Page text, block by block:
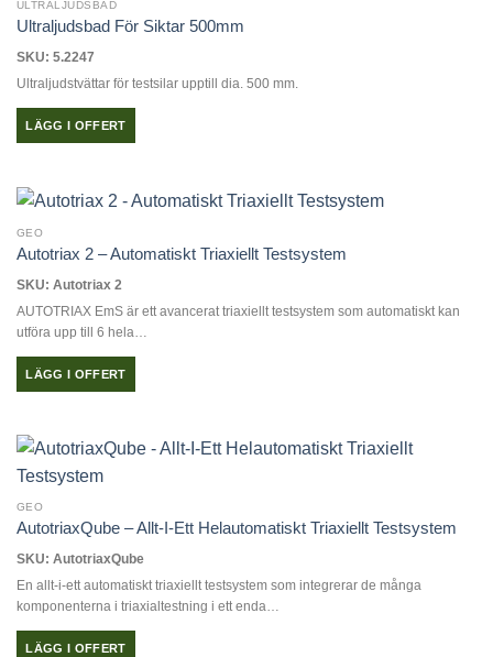
ULTRALJUDSBAD
Ultraljudsbad För Siktar 500mm
SKU: 5.2247
Ultraljudstvättar för testsilar upptill dia. 500 mm.
LÄGG I OFFERT
GEO
Autotriax 2 – Automatiskt Triaxiellt Testsystem
SKU: Autotriax 2
AUTOTRIAX EmS är ett avancerat triaxiellt testsystem som automatiskt kan
utföra upp till 6 hela…
LÄGG I OFFERT
GEO
AutotriaxQube – Allt-I-Ett Helautomatiskt Triaxiellt Testsystem
SKU: AutotriaxQube
En allt-i-ett automatiskt triaxiellt testsystem som integrerar de många
komponenterna i triaxialtestning i ett enda…
LÄGG I OFFERT